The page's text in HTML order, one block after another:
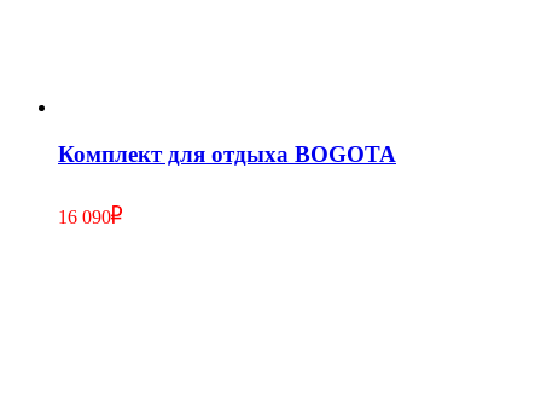
Комплект для отдыха BOGOTA
16 090